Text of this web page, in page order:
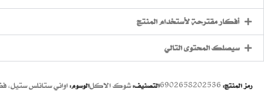
أفكار مقترحة لأستخدام المنتج
سيصلك المحتوى التالي
رمز المنتج: 6902658202536التصنيف:شوك الاكلالوسوم:اواني ستانلس ستيل,